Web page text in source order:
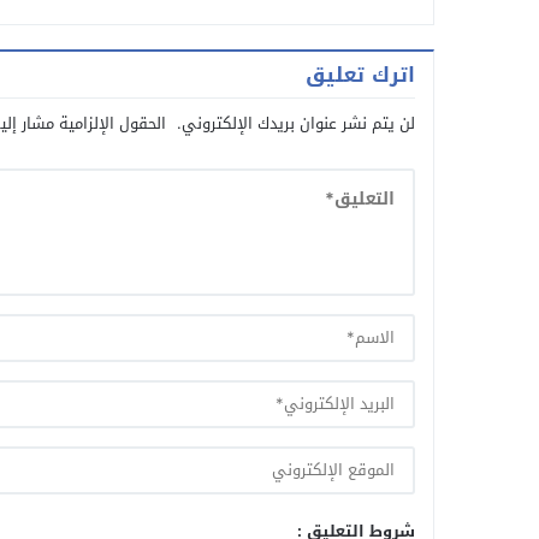
اترك تعليق
لن يتم نشر عنوان بريدك الإلكتروني. الحقول الإلزامية مشار
شروط التعليق :